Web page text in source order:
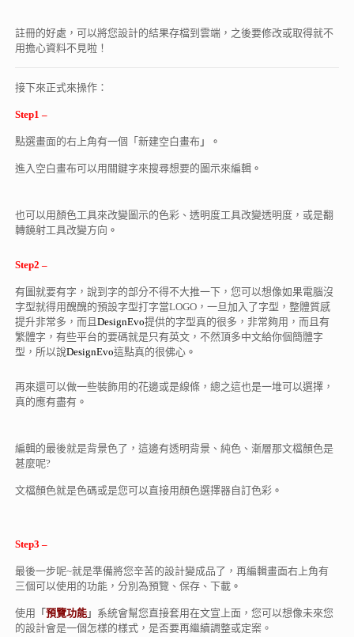
註冊的好處，可以將您設計的結果存檔到雲端，之後要修改或取得就不
用擔心資料不見啦！
接下來正式來操作：
Step1 –
點選畫面的右上角有一個「新建空白畫布 」。
進入空白畫布可以用關鍵字來搜尋想要的圖示來編輯 。
也可以用顏色工具來改變圖示的色彩、透明度工具改變透明度，或是翻
轉鏡射工具改變方向 。
Step2–
有圖就要有字，說到字的部分不得不大推一下，您可以想像如果電腦沒
字型就得用醜醜的預設字型打字當LOGO，一旦加入了字型，整體質感
提升非常多，而且DesignEvo提供的字型真的很多，非常夠用，而且有
繁體字，有些平台的要碼就是只有英文，不然頂多中文給你個簡體字
型，所以說DesignEvo這點真的很佛心 。
再來還可以做一些裝飾用的花邊或是線條，總之這也是一堆可以選擇，
真的應有盡有 。
編輯的最後就是背景色了，這邊有透明背景、純色、漸層那文檔顏色是
甚麼呢?
文檔顏色就是色碼或是您可以直接用顏色選擇器自訂色彩 。
Step3–
最後一步呢~就是準備將您辛苦的設計變成品了，再編輯畫面右上角有
三個可以使用的功能，分別為預覽、保存、下載 。
使用 「預覽功能 」 系統會幫您直接套用在文宣上面，您可以想像未來您
的設計會是一個怎樣的樣式，是否要再繼續調整或定案。